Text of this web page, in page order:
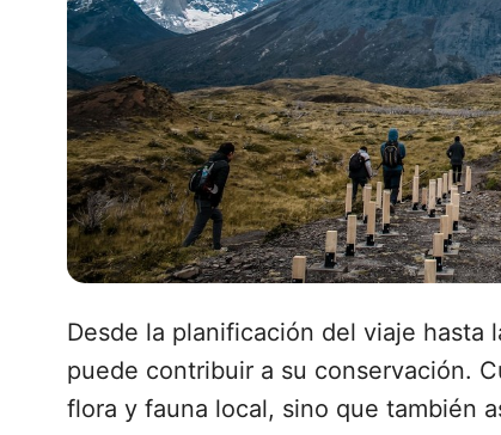
Desde la planificación del viaje hasta
puede contribuir a su conservación.
flora y fauna local, sino que también